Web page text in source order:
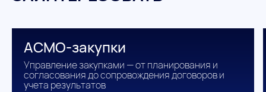
АСМО-закупки
Управление закупками — от планирования и
согласования до сопровождения договоров и
учета результатов